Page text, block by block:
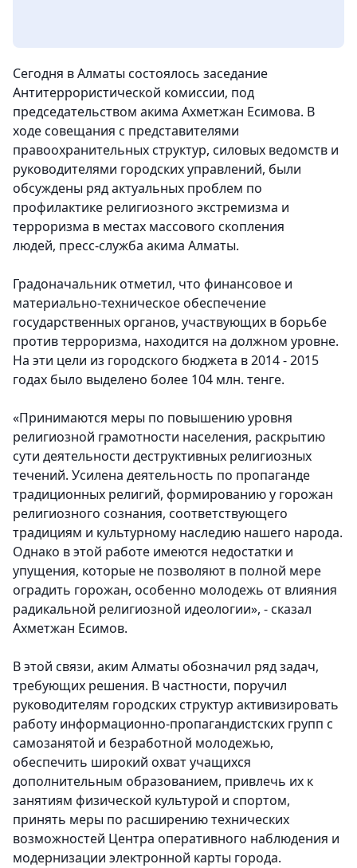
Сегодня в Алматы состоялось заседание
Антитеррористической комиссии, под
председательством акима Ахметжан Есимова. В
ходе совещания с представителями
правоохранительных структур, силовых ведомств и
руководителями городских управлений, были
обсуждены ряд актуальных проблем по
профилактике религиозного экстремизма и
терроризма в местах массового скопления
людей, пресс-служба акима Алматы.
Градоначальник отметил, что финансовое и
материально-техническое обеспечение
государственных органов, участвующих в борьбе
против терроризма, находится на должном уровне.
На эти цели из городского бюджета в 2014 - 2015
годах было выделено более 104 млн. тенге.
«Принимаются меры по повышению уровня
религиозной грамотности населения, раскрытию
сути деятельности деструктивных религиозных
течений. Усилена деятельность по пропаганде
традиционных религий, формированию у горожан
религиозного сознания, соответствующего
традициям и культурному наследию нашего народа.
Однако в этой работе имеются недостатки и
упущения, которые не позволяют в полной мере
оградить горожан, особенно молодежь от влияния
радикальной религиозной идеологии», - сказал
Ахметжан Есимов.
В этой связи, аким Алматы обозначил ряд задач,
требующих решения. В частности, поручил
руководителям городских структур активизировать
работу информационно-пропагандистских групп с
самозанятой и безработной молодежью,
обеспечить широкий охват учащихся
дополнительным образованием, привлечь их к
занятиям физической культурой и спортом,
принять меры по расширению технических
возможностей Центра оперативного наблюдения и
модернизации электронной карты города.